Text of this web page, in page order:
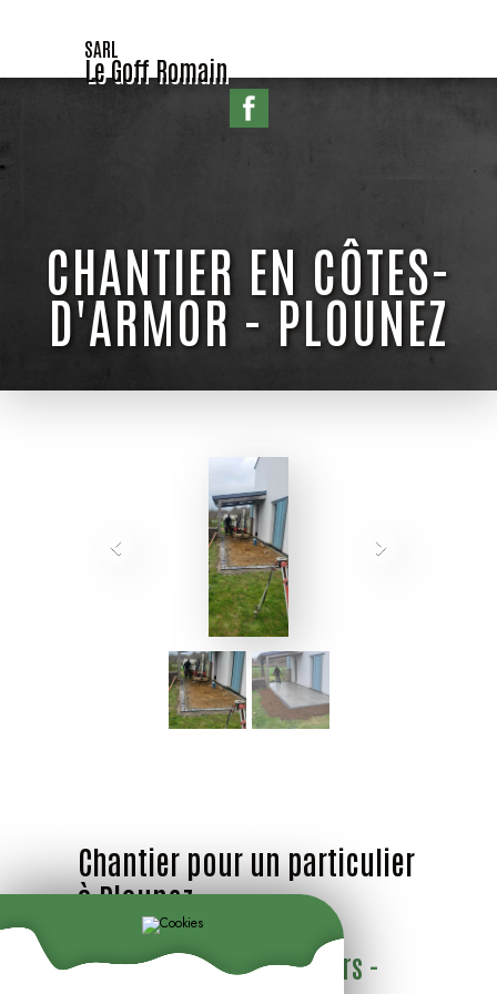
SARL
Le Goff Romain
CHANTIER EN CÔTES-
D'ARMOR - PLOUNEZ
Chantier pour un particulier
à Plounez
Aménagements extérieurs -